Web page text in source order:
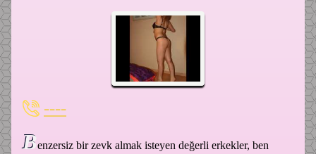
----
Benzersiz bir zevk almak isteyen değerli erkekler, ben